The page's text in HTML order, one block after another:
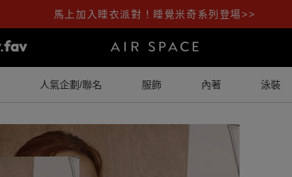
馬上加入睡衣派對！睡覺米奇系列登場>>
人氣企劃/聯名 服飾 內著 泳裝